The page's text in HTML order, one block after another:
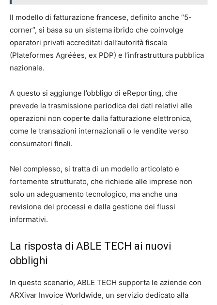
Il modello di fatturazione francese, definito anche “5-
corner”, si basa su un sistema ibrido che coinvolge
operatori privati accreditati dall’autorità fiscale
(Plateformes Agréées, ex PDP) e l’infrastruttura pubblica
nazionale.
A questo si aggiunge l’obbligo di eReporting, che
prevede la trasmissione periodica dei dati relativi alle
operazioni non coperte dalla fatturazione elettronica,
come le transazioni internazionali o le vendite verso
consumatori finali.
Nel complesso, si tratta di un modello articolato e
fortemente strutturato, che richiede alle imprese non
solo un adeguamento tecnologico, ma anche una
revisione dei processi e della gestione dei flussi
informativi.
La risposta di ABLE TECH ai nuovi
obblighi
In questo scenario, ABLE TECH supporta le aziende con
ARXivar Invoice Worldwide, un servizio dedicato alla